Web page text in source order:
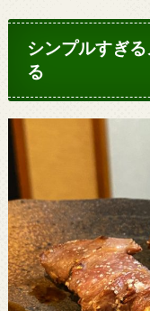
シンプルすぎ
る